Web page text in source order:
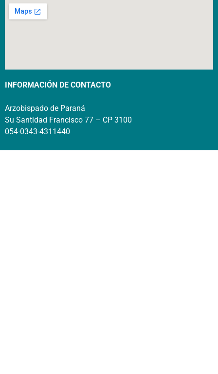
INFORMACIÓN DE CONTACTO
Arzobispado de Paraná
Su Santidad Francisco 77 – CP 3100
054-0343-4311440